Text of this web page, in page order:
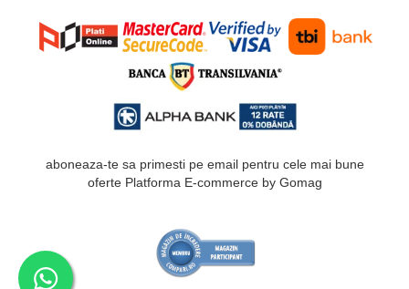
aboneaza-te sa primesti pe email pentru cele mai bune
oferte Platforma E-commerce by Gomag